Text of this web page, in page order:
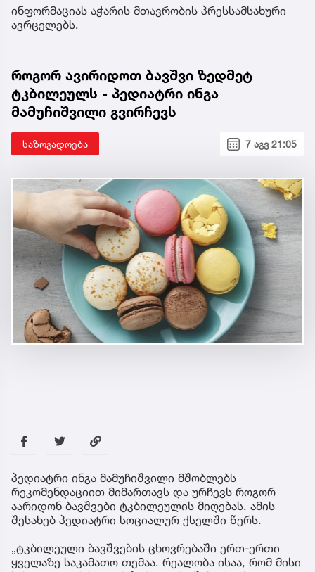
ინფორმაციას აჭარის მთავრობის პრესსამსახური
ავრცელებს.
როგორ ავირიდოთ ბავშვი ზედმეტ
ტკბილეულს - პედიატრი ინგა
მამუჩიშვილი გვირჩევს
საზოგადოება 7 აგვ 21:05
პედიატრი ინგა მამუჩიშვილი მშობლებს
რეკომენდაციით მიმართავს და ურჩევს როგორ
აარიდონ ბავშვები ტკბილეულის მიღებას. ამის
შესახებ პედიატრი სოციალურ ქსელში წერს.
„ტკბილეული ბავშვების ცხოვრებაში ერთ-ერთი
ყველაზე საკამათო თემაა. რეალობა ისაა, რომ მისი